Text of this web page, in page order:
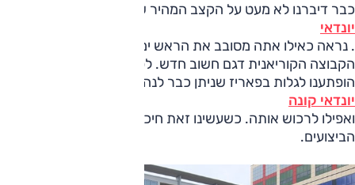
כבר דיברנו לא מעט על הקצב המהיר של
יונדאי
. נראה כאילו אתה מסובב את הראש ימינה וכבר משמאל חושפת
הקבוצה הקוריאנית דגם חשוב חדש. לפני קצת יותר משנה
הופתענו לגלות בפאריז שניתן כבר לנהוג בגרסה החשמלית של
יונדאי קונה
ואפילו לרכוש אותה. כשעשינו זאת חיכתה לנו עוד הפתעה -
הביצועים.